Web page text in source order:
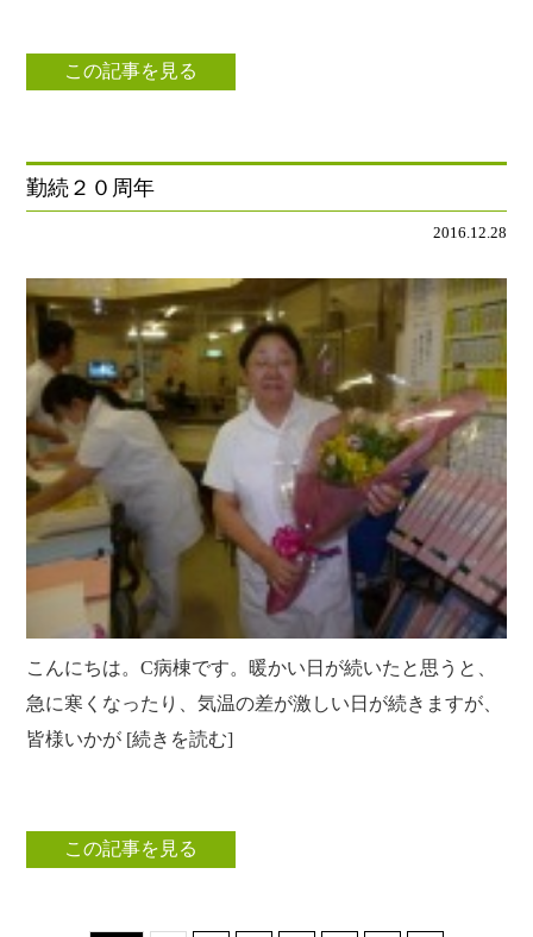
この記事を見る
勤続２０周年
2016.12.28
こんにちは。C病棟です。暖かい日が続いたと思うと、
急に寒くなったり、気温の差が激しい日が続きますが、
皆様いかが [続きを読む]
この記事を見る